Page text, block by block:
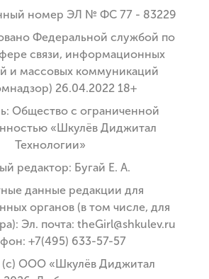
номер ЭЛ № ФС 77 - 83229
Федеральной службой по
связи, информационных
и массовых коммуникаций
26.04.2022 18+
Общество с ограниченной
«Шкулёв Диджитал
Технологии»
редактор: Бугай Е. А.
данные редакции для
органов (в том числе, для
Эл. почта: theGirl@shkulev.ru
+7(495) 633-57-57
ООО «Шкулёв Диджитал